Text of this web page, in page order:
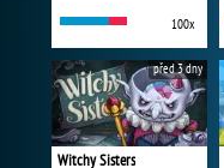
100x
Witchy Sisters
před 3 dny